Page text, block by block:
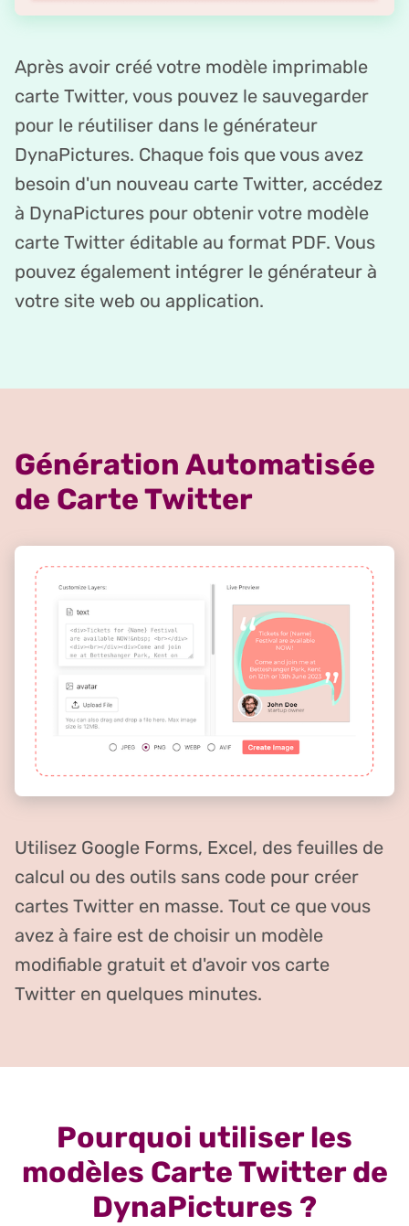
Après avoir créé votre modèle imprimable
carte Twitter, vous pouvez le sauvegarder
pour le réutiliser dans le générateur
DynaPictures. Chaque fois que vous avez
besoin d'un nouveau carte Twitter, accédez
à DynaPictures pour obtenir votre modèle
carte Twitter éditable au format PDF. Vous
pouvez également intégrer le générateur à
votre site web ou application.
Génération Automatisée
de Carte Twitter
Utilisez Google Forms, Excel, des feuilles de
calcul ou des outils sans code pour créer
cartes Twitter en masse. Tout ce que vous
avez à faire est de choisir un modèle
modifiable gratuit et d'avoir vos carte
Twitter en quelques minutes.
Pourquoi utiliser les
modèles Carte Twitter de
DynaPictures ?